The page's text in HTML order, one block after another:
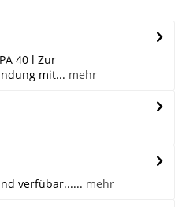
40 l Zur
mit... mehr
verfübar...... mehr